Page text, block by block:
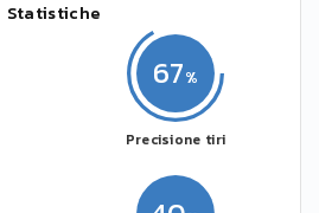
Statistiche
67
Precisione tiri